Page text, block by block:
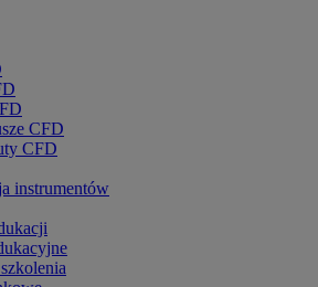
CFD
CFD
instrumentów